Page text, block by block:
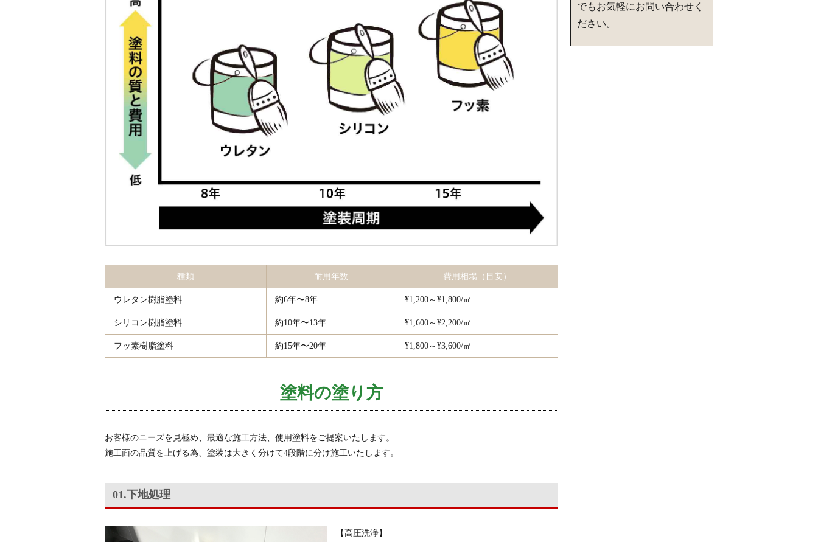
種類 耐用年数 費用相場（目安）
ウレタン樹脂塗料 約6年〜8年 ¥1,200～¥1,800/㎡
シリコン樹脂塗料 約10年〜13年 ¥1,600～¥2,200/㎡
フッ素樹脂塗料 約15年〜20年 ¥1,800～¥3,600/㎡
塗料の塗り方
お客様のニーズを見極め、最適な施工方法、使用塗料をご提案いたします。
施工面の品質を上げる為、塗装は大きく分けて4段階に分け施工いたします。
01.下地処理
【高圧洗浄】
でもお気軽にお問い合わせく
ださい。